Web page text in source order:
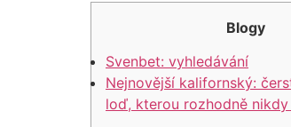
Blogy
Svenbet: vyhledávání
Nejnovější kalifornský:
loď, kterou rozhodně